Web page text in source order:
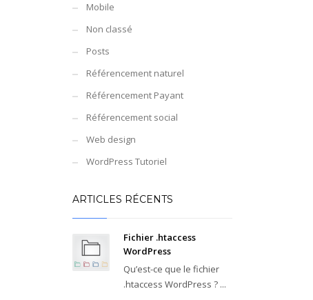
Mobile
Non classé
Posts
Référencement naturel
Référencement Payant
Référencement social
Web design
WordPress Tutoriel
ARTICLES RÉCENTS
Fichier .htaccess
WordPress
Qu’est-ce que le fichier
.htaccess WordPress ? ...